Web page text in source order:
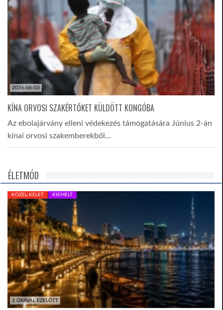
2026-06-03
KÍNA ORVOSI SZAKÉRTŐKET KÜLDÖTT KONGÓBA
Az ebolajárvány elleni védekezés támogatására Június 2-án
kínai orvosi szakemberekből…
ÉLETMÓD
2 ÓRÁVAL EZELŐTT
KÖZEL-KELET KIEMELT